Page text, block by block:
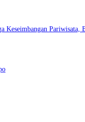
Keseimbangan Pariwisata,